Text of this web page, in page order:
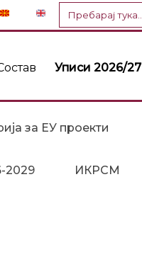
Пребарај
за:
Уписи 2026/27
за ЕУ проекти
2029 ИКРСМ